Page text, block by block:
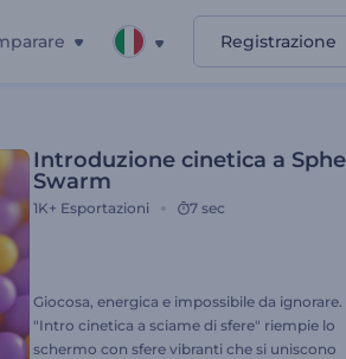
Registrazione
Introduzione cinetica a
Swarm
1K+ Esportazioni 7 sec
Giocosa, energica e impossibile da ignorare.
"Intro cinetica a sciame di sfere" riempie lo
schermo con sfere vibranti che si uniscono